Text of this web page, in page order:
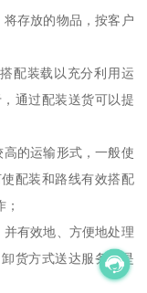
存放的物品，按客户
配装载以充分利用运
通过配装送货可以提
的运输形式，一般使
配装和路线有效搭配
有效地、方便地处理
货方式送达服务也是